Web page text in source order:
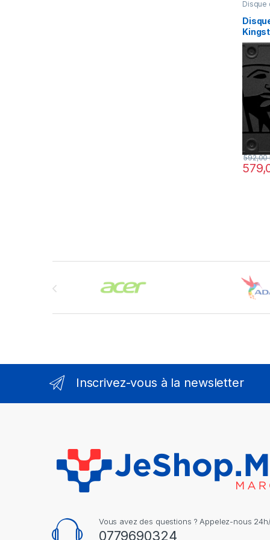
Disque
480
592,00
Inscrivez-vous à la newsletter
Vous avez des questions ? Appelez-nous
0779690324